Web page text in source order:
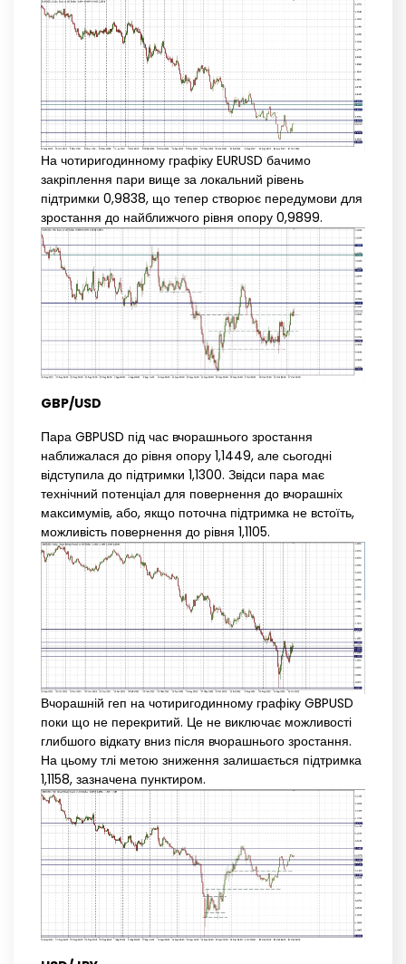
На чотиригодинному графіку EURUSD бачимо
закріплення пари вище за локальний рівень
підтримки 0,9838, що тепер створює передумови для
зростання до найближчого рівня опору 0,9899.
GBP/USD
Пара GBPUSD під час вчорашнього зростання
наближалася до рівня опору 1,1449, але сьогодні
відступила до підтримки 1,1300. Звідси пара має
технічний потенціал для повернення до вчорашніх
максимумів, або, якщо поточна підтримка не встоїть,
можливість повернення до рівня 1,1105.
Вчорашній геп на чотиригодинному графіку GBPUSD
поки що не перекритий. Це не виключає можливості
глибшого відкату вниз після вчорашнього зростання.
На цьому тлі метою зниження залишається підтримка
1,1158, зазначена пунктиром.